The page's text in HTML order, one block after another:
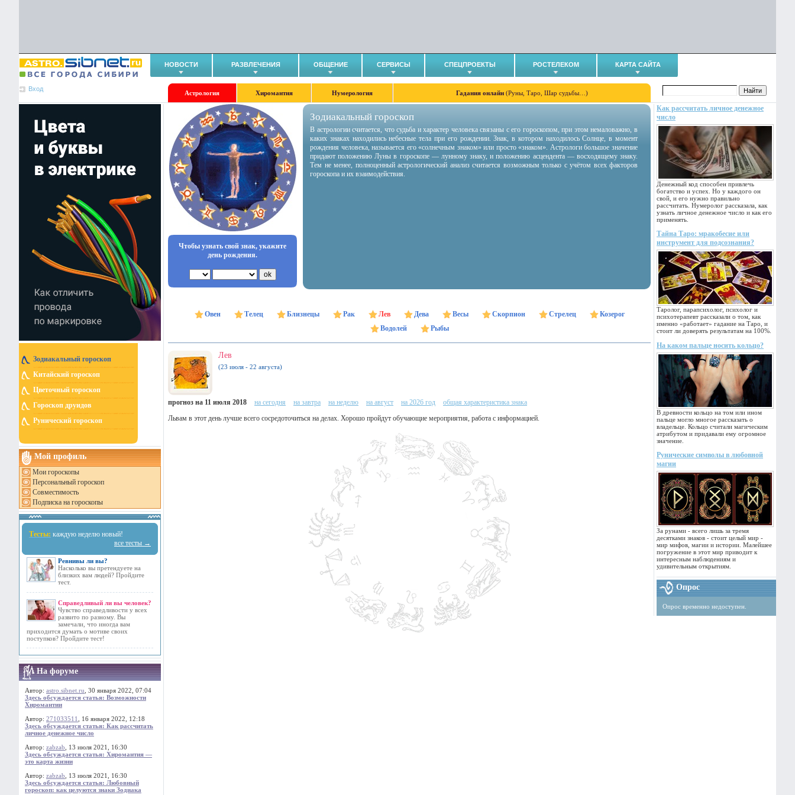
НОВОСТИ РАЗВЛЕЧЕНИЯ ОБЩЕНИЕ СЕРВИСЫ СПЕЦПРОЕКТЫ РОСТЕЛЕКОМ КАРТА САЙТА
Вход
Астрология Хиромантия Нумерология Гадания онлайн (Руны, Таро, Шар судьбы…)
Зодиакальный гороскоп
Китайский гороскоп
Цветочный гороскоп
Гороскоп друидов
Рунический гороскоп
Мой профиль
Мои гороскопы
Персональный гороскоп
Совместимость
Подписка на гороскопы
Тесты: каждую неделю новый!
все тесты →
Ревнивы ли вы?
Насколько вы претендуете на
близких вам людей? Пройдите
тест.
Справедливый ли вы человек?
Чувство справедливости у всех
развито по разному. Вы
замечали, что иногда вам
приходится думать о мотиве своих
поступков? Пройдите тест!
На форуме
Автор: astro.sibnet.ru , 30 января 2022, 07:04
Здесь обсуждается статья: Возможности
Хиромантии
Автор: 271033511
, 16 января 2022, 12:18
Здесь обсуждается статья: Как рассчитать
личное денежное число
Автор: zabzab , 13 июля 2021, 16:30
Здесь обсуждается статья: Хиромантия —
это карта жизни
Автор: zabzab , 13 июля 2021, 16:30
Здесь обсуждается статья: Любовный
гороскоп: как целуются знаки Зодиака
Как рассчитать личное денежное
число
Денежный код способен привлечь
богатство и успех. Но у каждого он
свой, и его нужно правильно
рассчитать. Нумеролог рассказала, как
узнать личное денежное число и как его
применять.
Тайна Таро: мракобесие или
инструмент для подсознания?
Таролог, парапсихолог, психолог и
психотерапевт рассказали о том, как
именно «работает» гадание на Таро, и
стоит ли доверять результатам на 100%.
На каком пальце носить кольцо?
В древности кольцо на том или ином
пальце могло многое рассказать о
владельце. Кольцо считали магическим
атрибутом и придавали ему огромное
значение.
Рунические символы в любовной
магии
За рунами - всего лишь за тремя
десятками знаков - стоит целый мир -
мир мифов, магии и истории. Малейшее
погружение в этот мир приводит к
интересным наблюдениям и
удивительным открытиям.
Опрос
Опрос временно недоступен.
Чтобы узнать свой знак, укажите
день рождения.
Зодиакальный гороскоп
В астрологии считается, что судьба и характер человека связаны с его гороскопом, при этом немаловажно, в
каких знаках находились небесные тела при его рождении. Знак, в котором находилось Солнце, в момент
рождения человека, называется его «солнечным знаком» или просто «знаком». Астрологи большое значение
придают положению Луны в гороскопе — лунному знаку, и положению асцендента — восходящему знаку.
Тем не менее, полноценный астрологический анализ считается возможным только с учётом всех факторов
гороскопа и их взаимодействия.
Овен Телец Близнецы Рак Лев Дева Весы Скорпион Стрелец
Козерог
Водолей
Рыбы
Лев
(23 июля - 22 августа)
прогноз на 11 июля 2018 на сегодня на завтра на неделю на август на 2026 год
общая характеристика знака
Львам в этот день лучше всего сосредоточиться на делах. Хорошо пройдут обучающие мероприятия, работа с информацией.